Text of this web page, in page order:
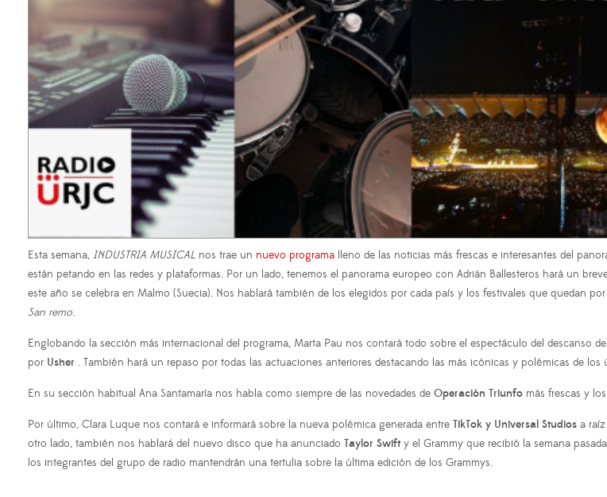
Esta semana, INDUSTRIA MUSICAL nos trae un nuevo programa lleno de las noticias más frescas e interesantes del
están petando en las redes y plataformas. Por un lado, tenemos el panorama europeo con Adrián Ballesteros hará un
este año se celebra en Malmo (Suecia). Nos hablará también de los elegidos por cada país y los festivales que quedan
San remo.
Englobando la sección más internacional del programa, Marta Pau nos contará todo sobre el espectáculo del descanso
por Usher . También hará un repaso por todas las actuaciones anteriores destacando las más icónicas y polémicas de los
En su sección habitual Ana Santamaría nos habla como siempre de las novedades de Operación Triunfo más frescas y
Por último, Clara Luque nos contará e informará sobre la nueva polémica generada entre TikTok y Universal Studios a
otro lado, también nos hablará del nuevo disco que ha anunciado Taylor Swift y el Grammy que recibió la semana
los integrantes del grupo de radio mantendrán una tertulia sobre la última edición de los Grammys.